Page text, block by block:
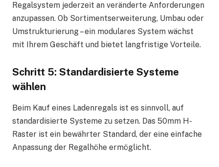
Regalsystem jederzeit an veränderte Anforderungen
anzupassen. Ob Sortimentserweiterung, Umbau oder
Umstrukturierung – ein modulares System wächst
mit Ihrem Geschäft und bietet langfristige Vorteile.
Schritt 5: Standardisierte Systeme
wählen
Beim Kauf eines Ladenregals ist es sinnvoll, auf
standardisierte Systeme zu setzen. Das 50mm H-
Raster ist ein bewährter Standard, der eine einfache
Anpassung der Regalhöhe ermöglicht.